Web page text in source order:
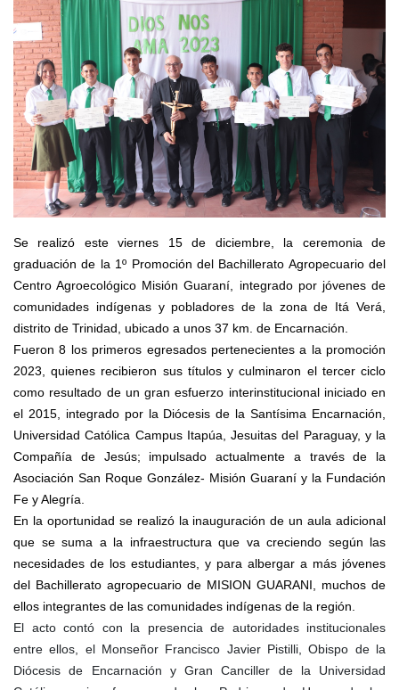
Se realizó este viernes 15 de diciembre, la ceremonia de
graduación de la 1º Promoción del Bachillerato Agropecuario del
Centro Agroecológico Misión Guaraní, integrado por jóvenes de
comunidades indígenas y pobladores de la zona de Itá Verá,
distrito de Trinidad, ubicado a unos 37 km. de Encarnación.
Fueron 8 los primeros egresados pertenecientes a la promoción
2023, quienes recibieron sus títulos y culminaron el tercer ciclo
como resultado de un gran esfuerzo interinstitucional iniciado en
el 2015, integrado por la Diócesis de la Santísima Encarnación,
Universidad Católica Campus Itapúa, Jesuitas del Paraguay, y la
Compañía de Jesús; impulsado actualmente a través de la
Asociación San Roque González- Misión Guaraní y la Fundación
Fe y Alegría.
En la oportunidad se realizó la inauguración de un aula adicional
que se suma a la infraestructura que va creciendo según las
necesidades de los estudiantes, y para albergar a más jóvenes
del Bachillerato agropecuario de MISION GUARANI, muchos de
ellos integrantes de las comunidades indígenas de la región.
El acto contó con la presencia de autoridades institucionales
entre ellos, el Monseñor Francisco Javier Pistilli, Obispo de la
Diócesis de Encarnación y Gran Canciller de la Universidad